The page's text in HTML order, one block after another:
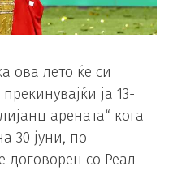
ова лето ќе си
ја 13-
арената“ кога
30 јуни, по
договорен со Реал